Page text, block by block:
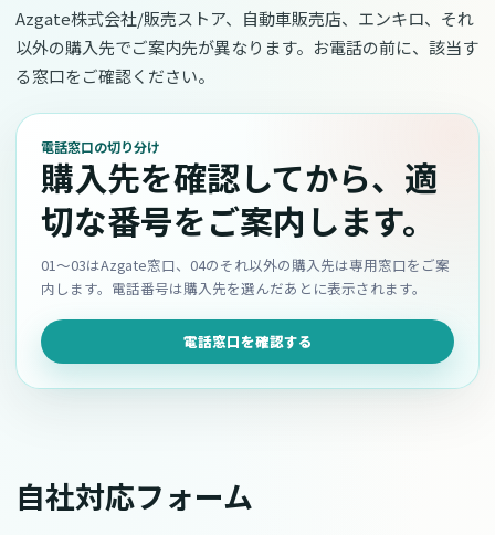
Azgate株式会社/販売ストア、自動車販売店、エンキロ、それ
以外の購入先でご案内先が異なります。お電話の前に、該当す
る窓口をご確認ください。
電話窓口の切り分け
購入先を確認してから、適
切な番号をご案内します。
01〜03はAzgate窓口、04のそれ以外の購入先は専用窓口をご案
内します。電話番号は購入先を選んだあとに表示されます。
電話窓口を確認する
自社対応フォーム